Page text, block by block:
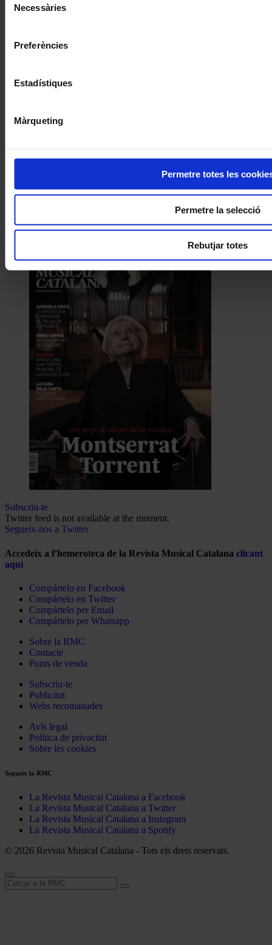
Necessàries
Preferències
Estadístiques
Màrqueting
Permetre totes les
Permetre la selecció
Rebutjar totes
Subscriu-te
Twitter feed is not available at the moment.
Segueix-nos a Twitter
Accedeix a l’hemeroteca de la Revista Musical Catalana clicant
aquí
Compártelo en Facebook
Compártelo en Twitter
Compártelo per Email
Compártelo per Whatsapp
Sobre la RMC
Contacte
Punts de venda
Subscriu-te
Publicitat
Webs recomanades
Avís legal
Política de privacitat
Sobre les cookies
Segueix la RMC
La Revista Musical Catalana a Facebook
La Revista Musical Catalana a Twitter
La Revista Musical Catalana a Instagram
La Revista Musical Catalana a Spotify
© 2026 Revista Musical Catalana - Tots els drets reservats.
Cerca